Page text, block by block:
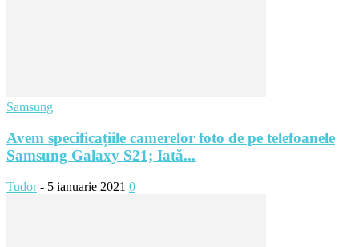
Samsung
Avem specificațiile camerelor foto de pe telefoanele
Samsung Galaxy S21; Iată...
Tudor - 5 ianuarie 2021 0